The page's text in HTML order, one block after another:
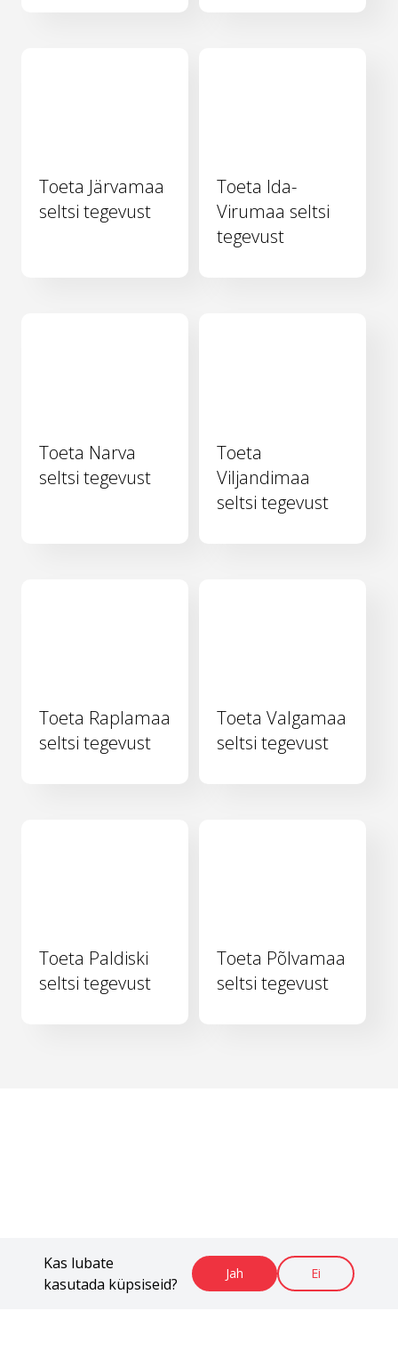
Kas lubate
kasutada küpsiseid?
Jah Ei
Toeta Järvamaa
seltsi tegevust
Toeta Ida-
Virumaa seltsi
tegevust
Toeta Narva
seltsi tegevust
Toeta
Viljandimaa
seltsi tegevust
Toeta Raplamaa
seltsi tegevust
Toeta Valgamaa
seltsi tegevust
Toeta Paldiski
seltsi tegevust
Toeta Põlvamaa
seltsi tegevust